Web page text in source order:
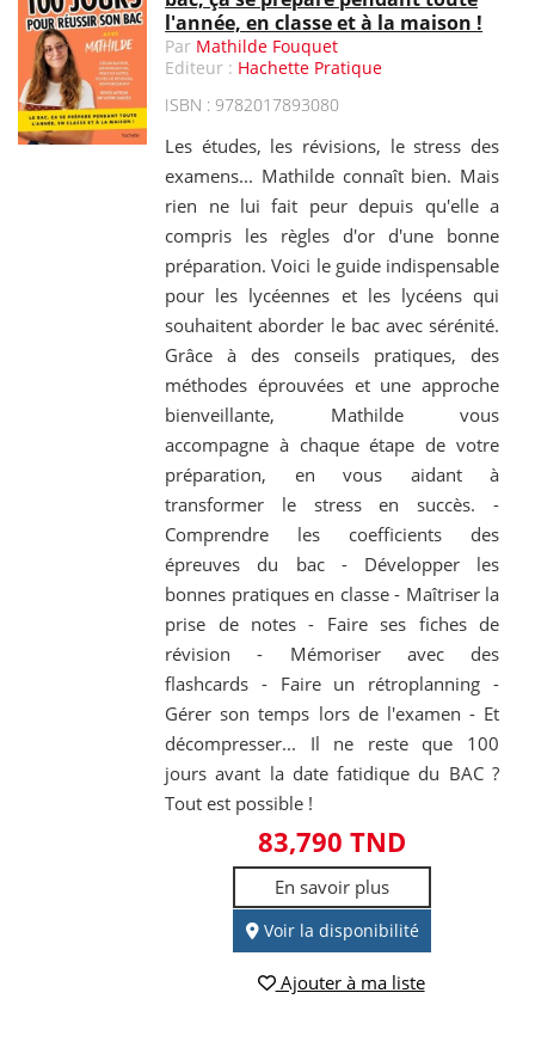
l'année, en classe et à la maison !
Par Mathilde Fouquet
Editeur : Hachette Pratique
ISBN : 9782017893080
Les études, les révisions, le stress des
examens... Mathilde connaît bien. Mais
rien ne lui fait peur depuis qu'elle a
compris les règles d'or d'une bonne
préparation. Voici le guide indispensable
pour les lycéennes et les lycéens qui
souhaitent aborder le bac avec sérénité.
Grâce à des conseils pratiques, des
méthodes éprouvées et une approche
bienveillante, Mathilde vous
accompagne à chaque étape de votre
préparation, en vous aidant à
transformer le stress en succès. -
Comprendre les coefficients des
épreuves du bac - Développer les
bonnes pratiques en classe - Maîtriser la
prise de notes - Faire ses fiches de
révision - Mémoriser avec des
flashcards - Faire un rétroplanning -
Gérer son temps lors de l'examen - Et
décompresser... Il ne reste que 100
jours avant la date fatidique du BAC ?
Tout est possible !
83,790 TND
En savoir plus
Voir la disponibilité
Ajouter à ma liste